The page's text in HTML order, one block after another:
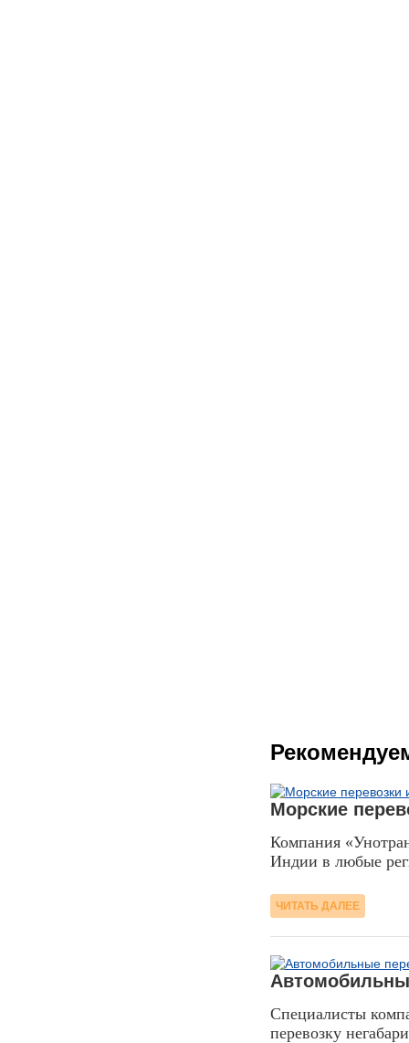
Морские
Компания
Индии в любые
ЧИТАТЬ ДАЛЕЕ
22.01.2016
Специалисты
перевозку